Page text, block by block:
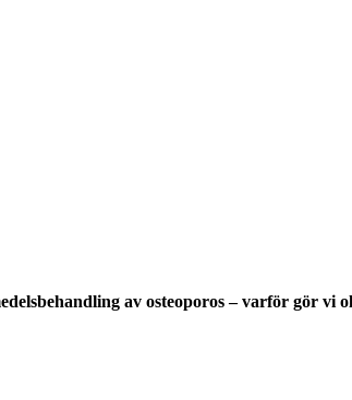
av osteoporos – varför gör vi